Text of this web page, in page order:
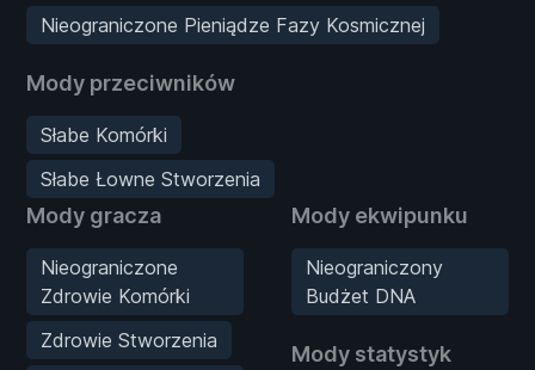
Nieograniczone Pieniądze Fazy Kosmicznej
Mody przeciwników
Słabe Komórki
Słabe Łowne Stworzenia
Mody gracza
Nieograniczone
Zdrowie Komórki
Zdrowie Stworzenia
Mody ekwipunku
Nieograniczony
Budżet DNA
Mody statystyk